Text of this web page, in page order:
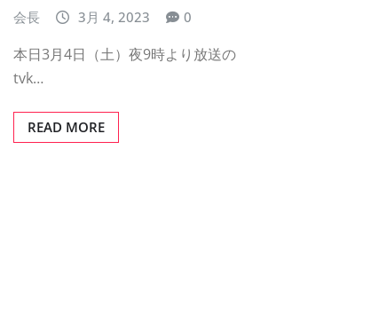
会長 3月 4, 2023 0
本日3月4日（土）夜9時より放送の
tvk…
READ MORE